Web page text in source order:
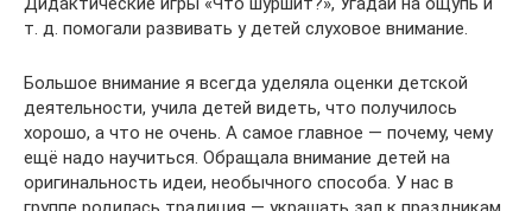
т. д. помогали развивать у детей слуховое внимание.
Большое внимание я всегда уделяла оценки детской
деятельности, учила детей видеть, что получилось
хорошо, а что не очень. А самое главное — почему, чему
ещё надо научиться. Обращала внимание детей на
оригинальность идеи, необычного способа. У нас в